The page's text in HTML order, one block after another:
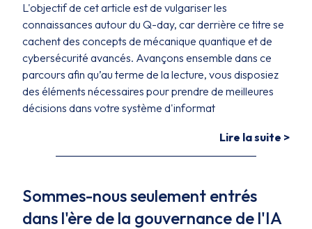
L'objectif de cet article est de vulgariser les
connaissances autour du Q-day, car derrière ce titre se
cachent des concepts de mécanique quantique et de
cybersécurité avancés. Avançons ensemble dans ce
parcours afin qu’au terme de la lecture, vous disposiez
des éléments nécessaires pour prendre de meilleures
décisions dans votre système d'informat
Lire la suite >
Sommes-nous seulement entrés
dans l'ère de la gouvernance de l'IA